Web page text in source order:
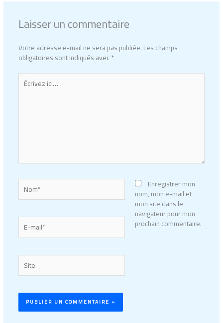
Laisser un commentaire
Votre adresse e-mail ne sera pas publiée.Les champs
obligatoires sont indiqués avec*
Écrivez
ici…
Nom*
E-
mail*
Site
Enregistrer mon
nom, mon e-mail et
mon site dans le
navigateur pour mon
prochain commentaire.